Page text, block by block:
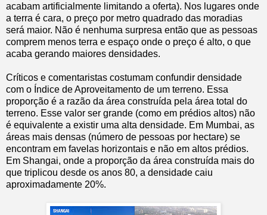
acabam artificialmente limitando a oferta). Nos lugares onde
a terra é cara, o preço por metro quadrado das moradias
será maior. Não é nenhuma surpresa então que as pessoas
comprem menos terra e espaço onde o preço é alto, o que
acaba gerando maiores densidades.
Críticos e comentaristas costumam confundir densidade
com o Índice de Aproveitamento de um terreno. Essa
proporção é a razão da área construída pela área total do
terreno. Esse valor ser grande (como em prédios altos) não
é equivalente a existir uma alta densidade. Em Mumbai, as
áreas mais densas (número de pessoas por hectare) se
encontram em favelas horizontais e não em altos prédios.
Em Shangai, onde a proporção da área construída mais do
que triplicou desde os anos 80, a densidade caiu
aproximadamente 20%.